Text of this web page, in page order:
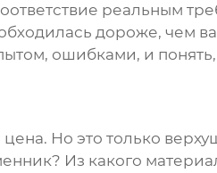
реальным
дороже, чем
ошибками, и понять,
цена. Но это только
Из какого